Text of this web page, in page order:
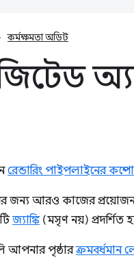
কর্মক্ষমতা অডিট
রেন্ডারিং পাইপলাইনের
জন্য আরও কাজের প্রয়োজন
জ্যাঙ্কি (মসৃণ নয়) প্রদর্শিত
আপনার পৃষ্ঠার